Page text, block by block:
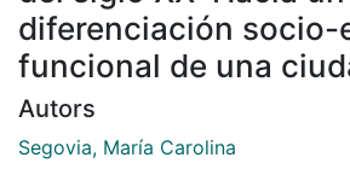
diferenciación socio-
funcional de una
Autors
Segovia, María Carolina